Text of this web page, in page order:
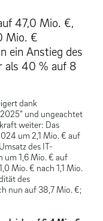
47,0 Mio. €,
Mio. €
ein Anstieg des
als 40 % auf 8
dank
und ungeachtet
weiter: Das
um 2,1 Mio. € auf
des IT-
um 1,6 Mio. € auf
Mio. € nach 1,1 Mio.
des
nun auf 38,7 Mio. €;